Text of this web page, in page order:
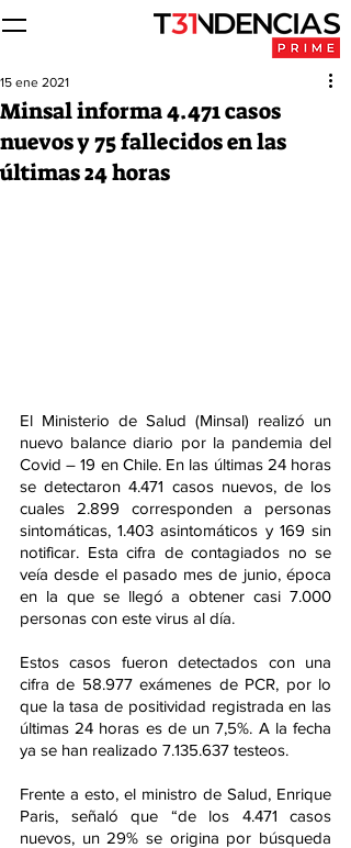
Minsal informa 4.471 casos
nuevos y 75 fallecidos en las
últimas 24 horas
15 ene 2021
El Ministerio de Salud (Minsal) realizó un
nuevo balance diario por la pandemia del
Covid – 19 en Chile. En las últimas 24 horas
se detectaron 4.471 casos nuevos, de los
cuales 2.899 corresponden a personas
sintomáticas, 1.403 asintomáticos y 169 sin
notificar. Esta cifra de contagiados no se
veía desde el pasado mes de junio, época
en la que se llegó a obtener casi 7.000
personas con este virus al día.
Estos casos fueron detectados con una
cifra de 58.977 exámenes de PCR, por lo
que la tasa de positividad registrada en las
últimas 24 horas es de un 7,5%. A la fecha
ya se han realizado 7.135.637 testeos.
Frente a esto, el ministro de Salud, Enrique
Paris, señaló que “de los 4.471 casos
nuevos, un 29% se origina por búsqueda